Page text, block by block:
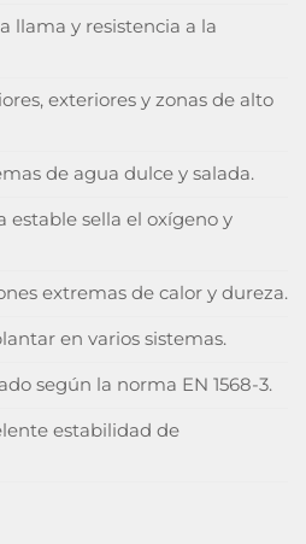
llama y resistencia a la
exteriores y zonas de alto
de agua dulce y salada.
estable sella el oxígeno y
extremas de calor y dureza.
en varios sistemas.
según la norma EN 1568-3.
estabilidad de